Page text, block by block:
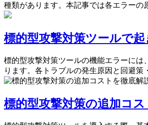
種類があります。本記事では各エラー
標的型攻撃対策ツールで
標的型攻撃対策ツールの機能エラーに
ります。各トラブルの発生原因と回避
標的型攻撃対策の追加コ